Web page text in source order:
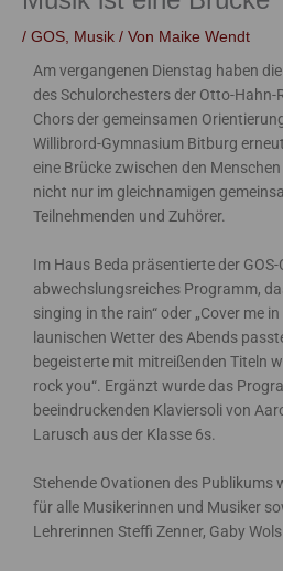
/ GOS Musik / Von Maike Wendt
Am vergangenen Dienstag haben
des Schulorchesters der Otto-Hahn-
Chors der gemeinsamen
Willibrord-Gymnasium Bitburg
eine Brücke zwischen den
nicht nur im gleichnamigen
Teilnehmenden und Zuhörer.
Im Haus Beda präsentierte der GOS-
abwechslungsreiches Programm,
singing in the rain“ oder „Cover me
launischen Wetter des Abends
begeisterte mit mitreißenden Titeln
rock you“. Ergänzt wurde das
beeindruckenden Klaviersoli von
Larusch aus der Klasse 6s.
Stehende Ovationen des Publikums
für alle Musikerinnen und Musiker
Lehrerinnen Steffi Zenner, Gaby